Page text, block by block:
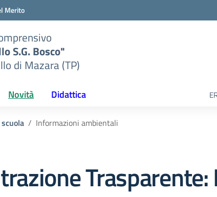
Merito
S.G. Bosco"
di Mazara (TP)
Novità Didattica
Informazioni ambientali
Trasparente: